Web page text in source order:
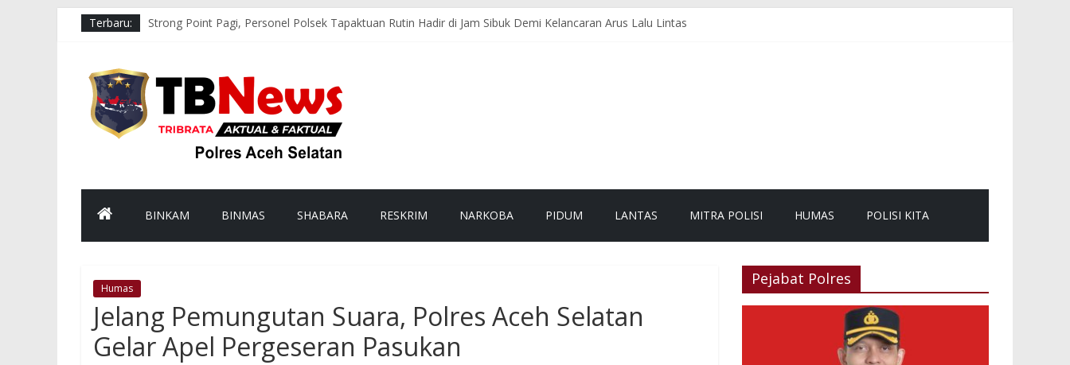
Terbaru:
Strong Point Pagi, Personel Polsek Tapaktuan Rutin Hadir di Jam Sibuk Demi Kelancaran Arus Lalu Lintas
Bhabinkamtibmas Polsek Kluet Selatan Sambangi Warga, Dengarkan Aspirasi dan Sampaikan Pesan Kamtibmas
Melalui Binrohtal Virtual, Polres Aceh Selatan Perkokoh Keimanan dan Integritas Personel
BINKAM BINMAS SHABARA RESKRIM NARKOBA PIDUM LANTAS MITRA POLISI HUMAS POLISI KITA
Humas
Jelang Pemungutan Suara, Polres Aceh Selatan
Gelar Apel Pergeseran Pasukan
Pejabat Polres